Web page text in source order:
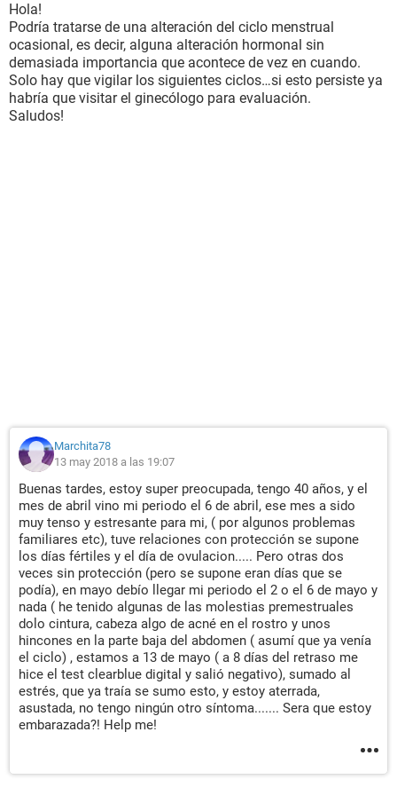
Hola!
Podría tratarse de una alteración del ciclo menstrual
ocasional, es decir, alguna alteración hormonal sin
demasiada importancia que acontece de vez en cuando.
Solo hay que vigilar los siguientes ciclos…si esto persiste ya
habría que visitar el ginecólogo para evaluación.
Saludos!
Marchita78
13 may 2018 a las 19:07
Buenas tardes, estoy super preocupada, tengo 40 años, y el
mes de abril vino mi periodo el 6 de abril, ese mes a sido
muy tenso y estresante para mi, ( por algunos problemas
familiares etc), tuve relaciones con protección se supone
los días fértiles y el día de ovulacion..... Pero otras dos
veces sin protección (pero se supone eran días que se
podía), en mayo debío llegar mi periodo el 2 o el 6 de mayo y
nada ( he tenido algunas de las molestias premestruales
dolo cintura, cabeza algo de acné en el rostro y unos
hincones en la parte baja del abdomen ( asumí que ya venía
el ciclo) , estamos a 13 de mayo ( a 8 días del retraso me
hice el test clearblue digital y salió negativo), sumado al
estrés, que ya traía se sumo esto, y estoy aterrada,
asustada, no tengo ningún otro síntoma....... Sera que estoy
embarazada?! Help me!